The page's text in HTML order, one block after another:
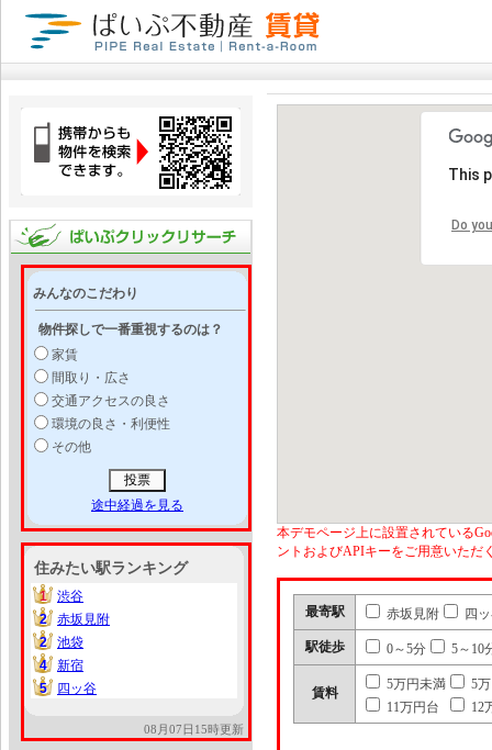
みんなのこだわり
物件探しで一番重視するのは？
家賃
間取り・広さ
交通アクセスの良さ
環境の良さ・利便性
その他
途中経過を見る
住みたい駅ランキング
1
1
渋谷
2
2
赤坂見附
2
2
池袋
4
4
新宿
5
5 四ッ谷
08月07日15時更新
This
Do
本デモページ上に設置されている
ントおよびAPIキーをご用意いただ
最寄駅 赤坂見附 四
駅徒歩 0～5分 5～10
賃料
5万円未満
5
11万円台
12